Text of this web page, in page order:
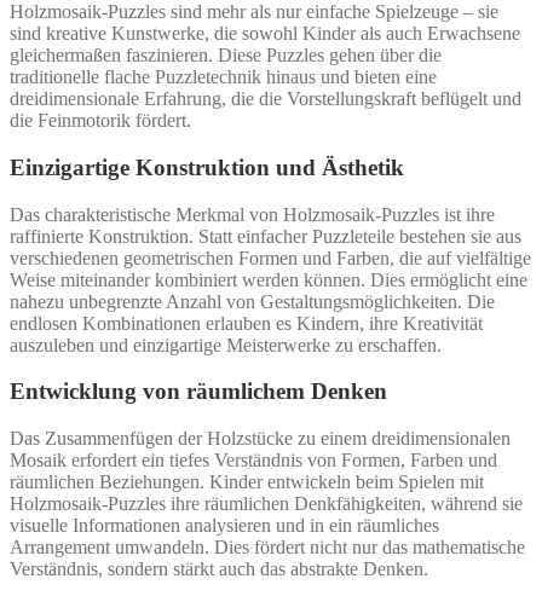
Holzmosaik-Puzzles sind mehr als nur einfache Spielzeuge – sie
sind kreative Kunstwerke, die sowohl Kinder als auch Erwachsene
gleichermaßen faszinieren. Diese Puzzles gehen über die
traditionelle flache Puzzletechnik hinaus und bieten eine
dreidimensionale Erfahrung, die die Vorstellungskraft beflügelt und
die Feinmotorik fördert.
Einzigartige Konstruktion und Ästhetik
Das charakteristische Merkmal von Holzmosaik-Puzzles ist ihre
raffinierte Konstruktion. Statt einfacher Puzzleteile bestehen sie aus
verschiedenen geometrischen Formen und Farben, die auf vielfältige
Weise miteinander kombiniert werden können. Dies ermöglicht eine
nahezu unbegrenzte Anzahl von Gestaltungsmöglichkeiten. Die
endlosen Kombinationen erlauben es Kindern, ihre Kreativität
auszuleben und einzigartige Meisterwerke zu erschaffen.
Entwicklung von räumlichem Denken
Das Zusammenfügen der Holzstücke zu einem dreidimensionalen
Mosaik erfordert ein tiefes Verständnis von Formen, Farben und
räumlichen Beziehungen. Kinder entwickeln beim Spielen mit
Holzmosaik-Puzzles ihre räumlichen Denkfähigkeiten, während sie
visuelle Informationen analysieren und in ein räumliches
Arrangement umwandeln. Dies fördert nicht nur das mathematische
Verständnis, sondern stärkt auch das abstrakte Denken.